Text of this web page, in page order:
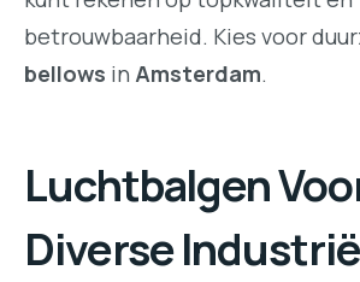
betrouwbaarheid. Kies voor
bellows in Amsterdam.
Luchtbalgen
Diverse